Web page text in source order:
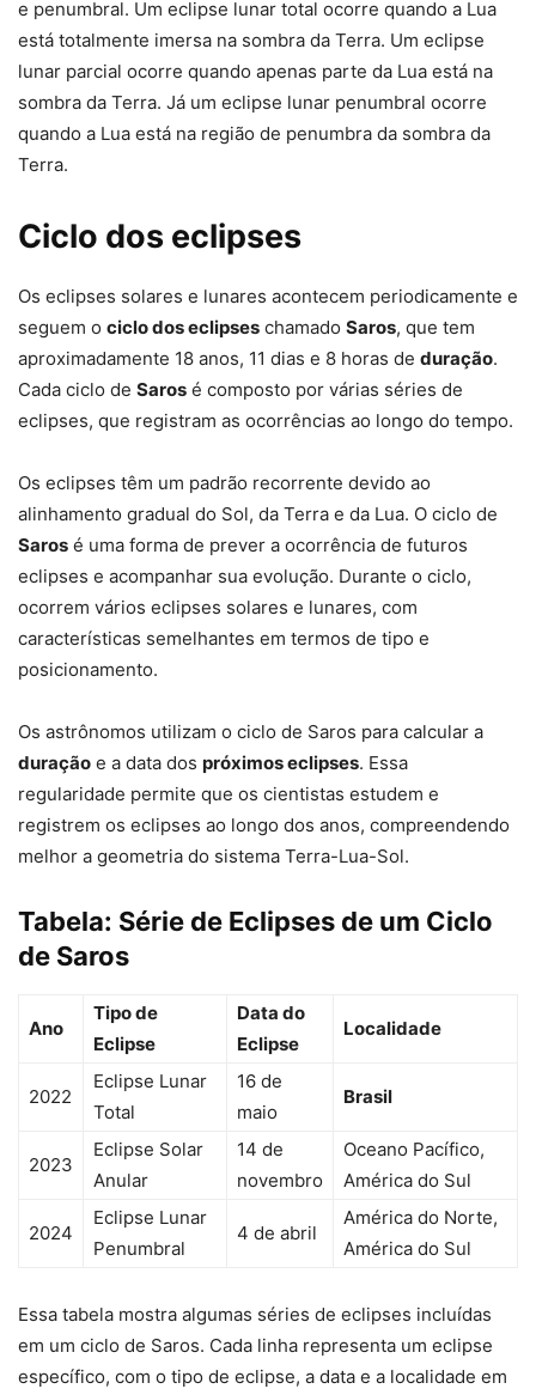
e penumbral. Um eclipse lunar total ocorre quando a Lua
está totalmente imersa na sombra da Terra. Um eclipse
lunar parcial ocorre quando apenas parte da Lua está na
sombra da Terra. Já um eclipse lunar penumbral ocorre
quando a Lua está na região de penumbra da sombra da
Terra.
Ciclo dos eclipses
Os eclipses solares e lunares acontecem periodicamente e
seguem o ciclo dos eclipses chamado Saros, que tem
aproximadamente 18 anos, 11 dias e 8 horas de duração.
Cada ciclo de Saros é composto por várias séries de
eclipses, que registram as ocorrências ao longo do tempo.
Os eclipses têm um padrão recorrente devido ao
alinhamento gradual do Sol, da Terra e da Lua. O ciclo de
Saros é uma forma de prever a ocorrência de futuros
eclipses e acompanhar sua evolução. Durante o ciclo,
ocorrem vários eclipses solares e lunares, com
características semelhantes em termos de tipo e
posicionamento.
Os astrônomos utilizam o ciclo de Saros para calcular a
duração e a data dos próximos eclipses. Essa
regularidade permite que os cientistas estudem e
registrem os eclipses ao longo dos anos, compreendendo
melhor a geometria do sistema Terra-Lua-Sol.
Tabela: Série de Eclipses de um Ciclo
de Saros
Ano
Tipo de
Eclipse
Data do
Eclipse
Localidade
2022
Eclipse Lunar
Total
16 de
maio
Brasil
2023
Eclipse Solar
Anular
14 de
novembro
Oceano Pacífico,
América do Sul
2024
Eclipse Lunar
Penumbral
4 de abril
América do Norte,
América do Sul
Essa tabela mostra algumas séries de eclipses incluídas
em um ciclo de Saros. Cada linha representa um eclipse
específico, com o tipo de eclipse, a data e a localidade em